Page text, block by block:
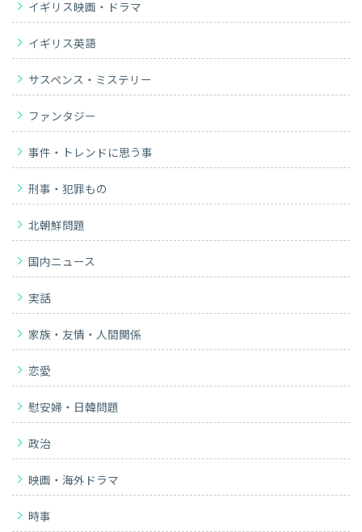
イギリス映画・ドラマ
イギリス英語
サスペンス・ミステリー
ファンタジー
事件・トレンドに思う事
刑事・犯罪もの
北朝鮮問題
国内ニュース
実話
家族・友情・人間関係
恋愛
慰安婦・日韓問題
政治
映画・海外ドラマ
時事